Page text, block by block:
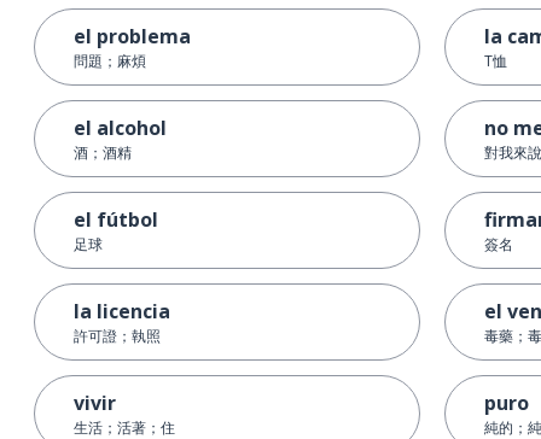
el problema
問題；麻煩
el alcohol
酒；酒精
el fútbol
足球
la licencia
許可證；執照
vivir
生活；活著；住
la
T恤
no
對我來
簽名
el
毒藥；毒
puro
純的；